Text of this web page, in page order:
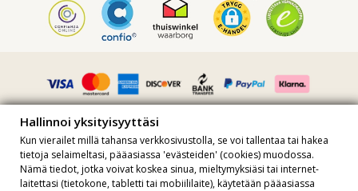
Kaikki hinnat sisältävät alv:n · ALV-numero FR36509778270 · Kaikki
oikeudet pidätetään ©2023 Brazilian Bikini Shop
Hallinnoi yksityisyyttäsi
Kun vierailet millä tahansa verkkosivustolla, se voi tallentaa tai hakea
tietoja selaimeltasi, pääasiassa 'evästeiden' (cookies) muodossa.
Nämä tiedot, jotka voivat koskea sinua, mieltymyksiäsi tai internet-
laitettasi (tietokone, tabletti tai mobiililaite), käytetään pääasiassa